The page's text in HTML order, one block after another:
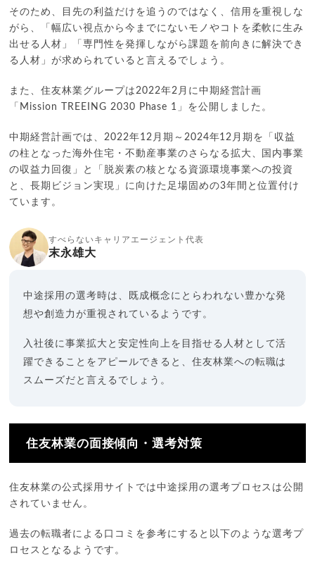
そのため、目先の利益だけを追うのではなく、信用を重視しな
がら、「幅広い視点から今までにないモノやコトを柔軟に生み
出せる人材」「専門性を発揮しながら課題を前向きに解決でき
る人材」が求められていると言えるでしょう。
また、住友林業グループは2022年2月に中期経営計画
「Mission TREEING 2030 Phase 1」を公開しました。
中期経営計画では、2022年12月期～2024年12月期を「収益
の柱となった海外住宅・不動産事業のさらなる拡大、国内事業
の収益力回復」と「脱炭素の核となる資源環境事業への投資
と、長期ビジョン実現」に向けた足場固めの3年間と位置付け
ています。
すべらないキャリアエージェント代表
末永雄大
中途採用の選考時は、既成概念にとらわれない豊かな発
想や創造力が重視されているようです。
入社後に事業拡大と安定性向上を目指せる人材として活
躍できることをアピールできると、住友林業への転職は
スムーズだと言えるでしょう。
住友林業の面接傾向・選考対策
住友林業の公式採用サイトでは中途採用の選考プロセスは公開
されていません。
過去の転職者による口コミを参考にすると以下のような選考プ
ロセスとなるようです。